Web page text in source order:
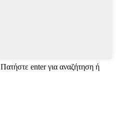
Πατήστε enter για αναζήτηση ή